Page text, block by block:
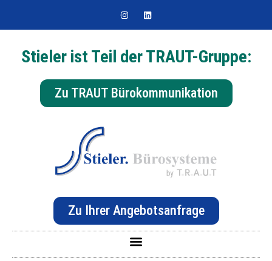
Stieler ist Teil der TRAUT-Gruppe:
Zu TRAUT Bürokommunikation
Zu Ihrer Angebotsanfrage